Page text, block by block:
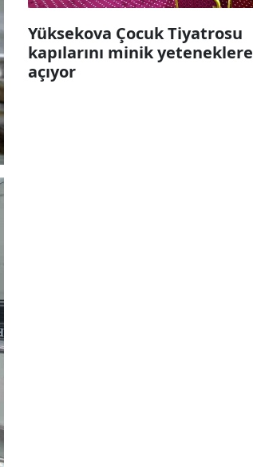
Yüksekova Çocuk Tiyatrosu
kapılarını minik yeteneklere
açıyor